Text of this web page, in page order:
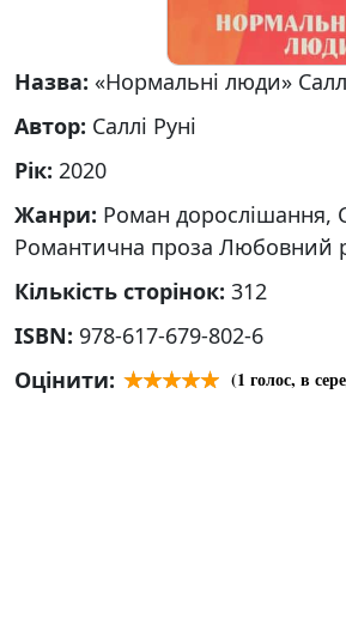
Назва: «Нормальні люди»
Автор: Саллі Руні
Рік: 2020
Жанри: Роман дорослішання,
Романтична проза Любовний
Кількість сторінок: 312
ISBN: 978-617-679-802-6
Оцінити:
(1 голос, в